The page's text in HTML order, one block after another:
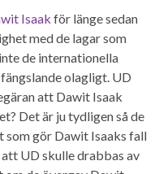
Isaak för länge sedan
med de lagar som
de internationella
olagligt. UD
att Dawit Isaak
Det är ju tydligen så de
som gör Dawit Isaaks fall
UD skulle drabbas av